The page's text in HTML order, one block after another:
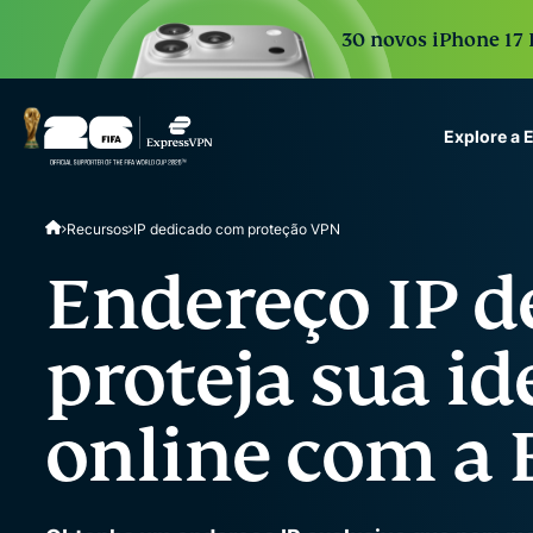
30 novos iPhone
Explore a
scale.
Recursos IP dedicado com proteção VPN
Endereço IP
proteja sua
online com a